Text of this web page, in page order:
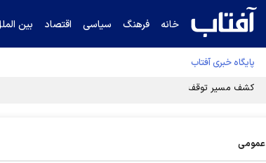
خانه فرهنگ سیاسی اقتصاد بین
پایگاه خبری آفتاب
کشف مسیر توقف‌ناپذیری سلول‌های سرطانی
عمومی